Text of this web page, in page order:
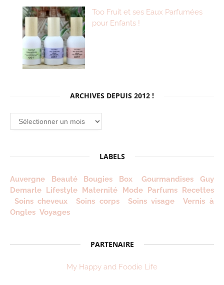
Too Fruit et ses Eaux Parfumées
pour Enfants !
ARCHIVES DEPUIS 2012 !
Archives
depuis
LABELS
Auvergne Beauté Bougies Box Gourmandises
Guy
Demarle Lifestyle Maternité Mode Parfums Recettes
Soins cheveux
Soins corps Soins visage
Vernis à
Ongles Voyages
PARTENAIRE
My Happy and Foodie Life